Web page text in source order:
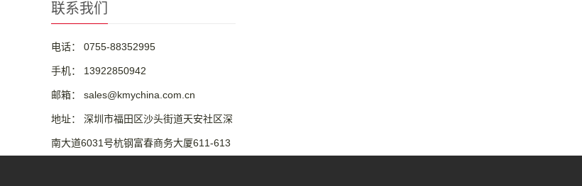
联系我们
电话： 0755-88352995
手机： 13922850942
邮箱： sales@kmychina.com.cn
地址： 深圳市福田区沙头街道天安社区深
南大道6031号杭钢富春商务大厦611-613